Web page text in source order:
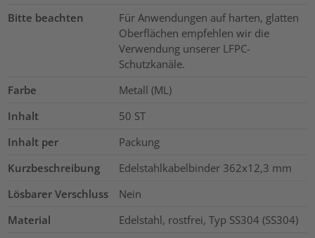
Bitte beachten
Für Anwendungen auf harten, glatten
Oberflächen empfehlen wir die
Verwendung unserer LFPC-
Schutzkanäle.
Farbe
Metall (ML)
Inhalt
50 ST
Inhalt per
Packung
Kurzbeschreibung
Edelstahlkabelbinder 362x12,3 mm
Lösbarer Verschluss
Nein
Material
Edelstahl, rostfrei, Typ SS304 (SS304)